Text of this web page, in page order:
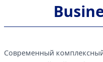
Современный комплексный